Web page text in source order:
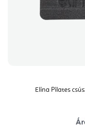
Elina Pilates